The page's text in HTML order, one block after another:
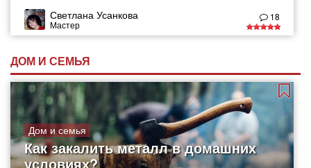
Светлана Усанкова
Мастер
18
ДОМ И СЕМЬЯ
Дом и семья
Как закалить металл в домашних
условиях?